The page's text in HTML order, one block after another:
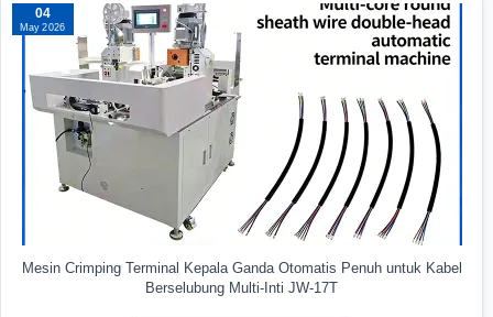
04
May 2026
Mesin Crimping Terminal Kepala Ganda Otomatis Penuh untuk Kabel
Berselubung Multi-Inti JW-17T